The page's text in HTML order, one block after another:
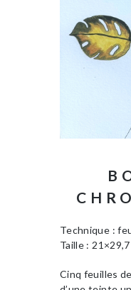
Technique :
Taille : 21×29,7
Cinq feuilles